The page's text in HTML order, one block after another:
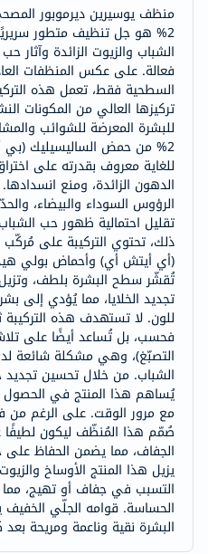
منظف يوسيرين ديرموبور
2% هو جل تنظيف متطور
الشباب والزيوت الزائدة
فعالة. على عكس المنظفات
السطحية فقط، تعمل هذه
تركيزها العالي من المكونات
للبشرة المعرضة للشوائب
2% من حمض الساليسيليك
للغاية معروف بقدرته على
الدهون الزائدة، ومنع
الرؤوس السوداء والبيضاء،
تقليل احتمالية ظهور حب
ذلك، تحتوي التركيبة على
(أي أيتش أي) وأحماض بولي
تُقشّر سطح البشرة بلطف، وتزيل
تجديد الخلايا، مما يُؤدي إلى
للون. لا تستهدف هذه التركيبة
فحسب، بل تُساعد أيضًا على
التصبّغ)، وهي مشكلة شائعة
الشباب. من خلال تحسين تجديد
يُساهم هذا المنتج في الحصول
مع مرور الوقت. على الرغم من
صُمّم هذا المُنظّف ليكون لطيفًا
الجفاف، مما يضمن الحفاظ على
يزيل هذا المنتج الأوساخ
التسبب في جفاف أو تهيج، مما
الحساسة. قوامه الجلّي الخفيف
البشرة نقية وناعمة ومريحة